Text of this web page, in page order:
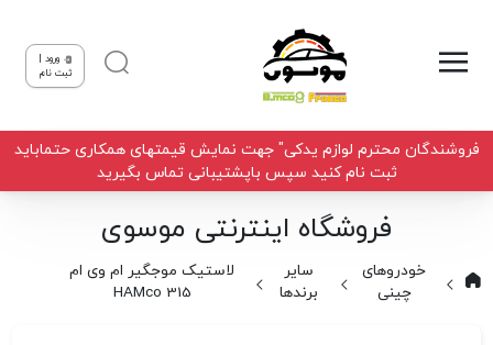
ورود |
ثبت نام
فروشندگان محترم لوازم یدکی" جهت نمایش قیمتهای همکاری حتماباید
ثبت نام کنید سپس باپشتیبانی تماس بگیرید
فروشگاه اینترنتی موسوی
خودروهای
چینی
سایر
برندها
لاستیک موجگیر ام وی ام
315 HAMco